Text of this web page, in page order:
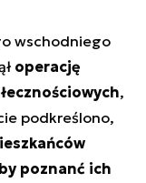
wschodniego
operację
,
podkreślono,
poznanć ich